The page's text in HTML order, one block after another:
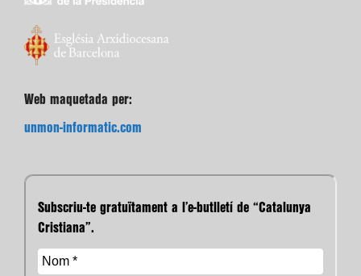
Web maquetada per:
unmon-informatic.com
Subscriu-te gratuïtament a l’e-butlletí de “Catalunya
Cristiana”.